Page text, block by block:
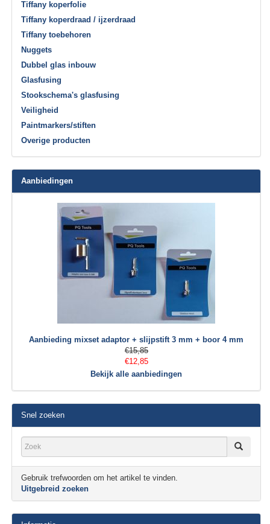
Tiffany koperfolie
Tiffany koperdraad / ijzerdraad
Tiffany toebehoren
Nuggets
Dubbel glas inbouw
Glasfusing
Stookschema's glasfusing
Veiligheid
Paintmarkers/stiften
Overige producten
Aanbiedingen
Aanbieding mixset adaptor + slijpstift 3 mm + boor 4 mm
€15,85
€12,85
Bekijk alle aanbiedingen
Snel zoeken
Gebruik trefwoorden om het artikel te vinden.
Uitgebreid zoeken